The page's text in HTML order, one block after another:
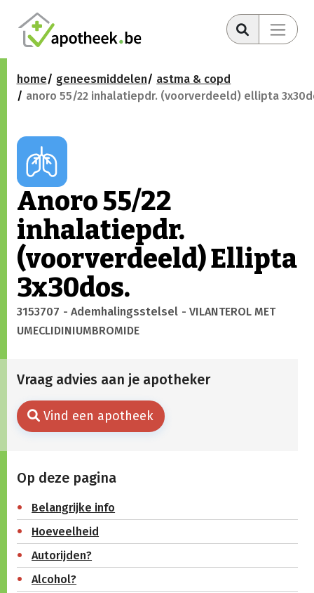
home geneesmiddelen
astma & copd
anoro 55/22 inhalatiepdr. (voorverdeeld) ellipta
Anoro 55/22
inhalatiepdr.
(voorverdeeld) Ellipta
3x30dos.
3153707 - Ademhalingsstelsel - VILANTEROL MET
UMECLIDINIUMBROMIDE
Vraag advies aan je apotheker
Vind een apotheek
Op deze pagina
Belangrijke info
Hoeveelheid
Autorijden?
Alcohol?